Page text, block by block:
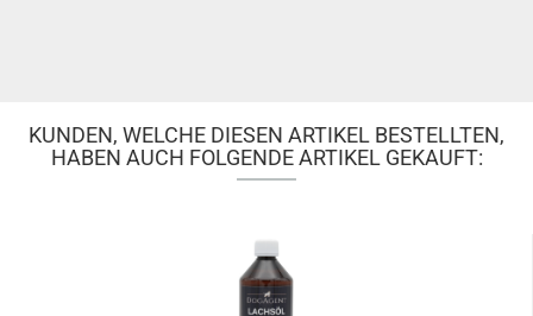
KUNDEN, WELCHE DIESEN ARTIKEL BESTELLTEN,
HABEN AUCH FOLGENDE ARTIKEL GEKAUFT: